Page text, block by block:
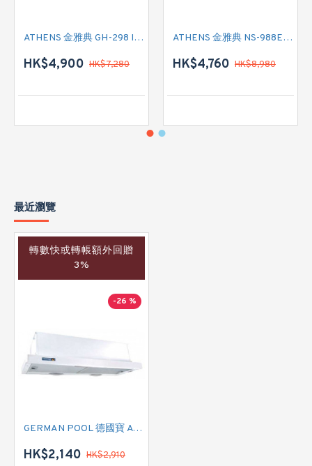
ATHENS 金雅典 GH-298 IEC 標準抽油煙機
HK$4,900 HK$7,280
ATHENS 金雅典 NS-988EH 標準抽油煙機
HK$4,760 HK$8,980
最近瀏覽
轉數快或轉帳額外回贈
3%
-26 %
GERMAN POOL 德國寶 A70 嵌入式抽油煙機
HK$2,140 HK$2,910